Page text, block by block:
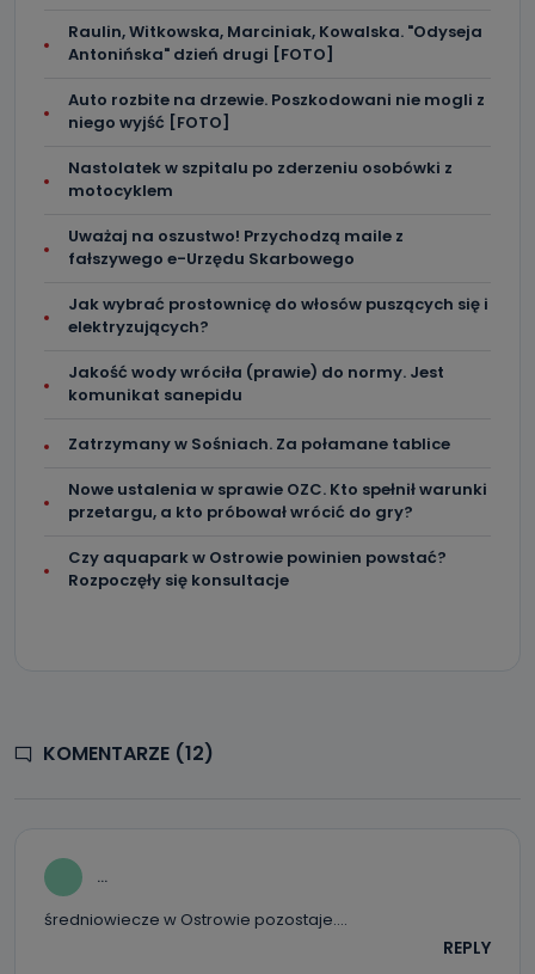
Raulin, Witkowska, Marciniak, Kowalska. "Odyseja
Antonińska" dzień drugi [FOTO]
Auto rozbite na drzewie. Poszkodowani nie mogli z
niego wyjść [FOTO]
Nastolatek w szpitalu po zderzeniu osobówki z
motocyklem
Uważaj na oszustwo! Przychodzą maile z
fałszywego e-Urzędu Skarbowego
Jak wybrać prostownicę do włosów puszących się i
elektryzujących?
Jakość wody wróciła (prawie) do normy. Jest
komunikat sanepidu
Zatrzymany w Sośniach. Za połamane tablice
Nowe ustalenia w sprawie OZC. Kto spełnił warunki
przetargu, a kto próbował wrócić do gry?
Czy aquapark w Ostrowie powinien powstać?
Rozpoczęły się konsultacje
KOMENTARZE (12)
...
średniowiecze w Ostrowie pozostaje….
REPLY